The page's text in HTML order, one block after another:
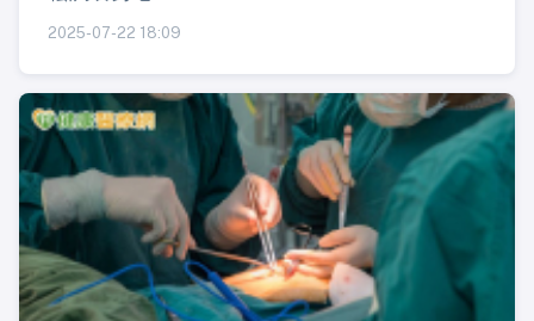
2025-07-22 18:09